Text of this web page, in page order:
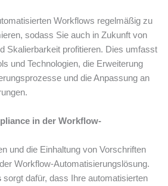
Workflows regelmäßig zu
sodass Sie auch in Zukunft von
Skalierbarkeit profitieren. Dies umfasst
und Technologien, die Erweiterung
und die Anpassung an
in der Workflow-
und die Einhaltung von Vorschriften
Workflow-Automatisierungslösung.
sorgt dafür, dass Ihre automatisierten